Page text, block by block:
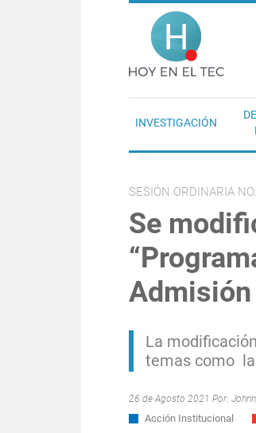
Pasar al contenido principal
INVESTIGACIÓN
SESIÓN ORDINARIA
Se
Admisión
La
temas como
26 de Agosto 2021 Por:
Acción Institucional